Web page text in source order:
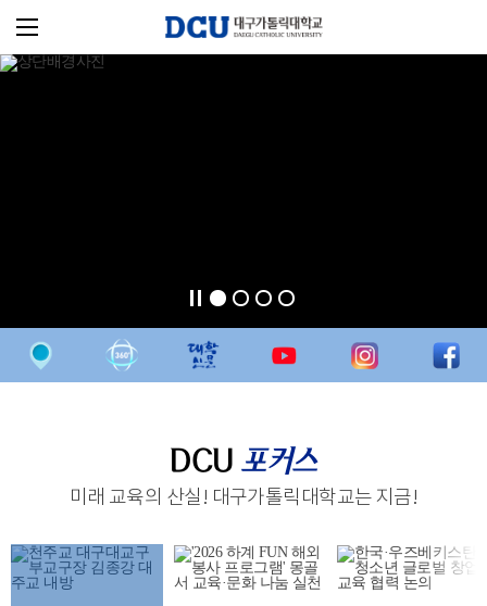
DCU 포커스
미래 교육의 산실 ! 대구가톨릭대학교는 지금!